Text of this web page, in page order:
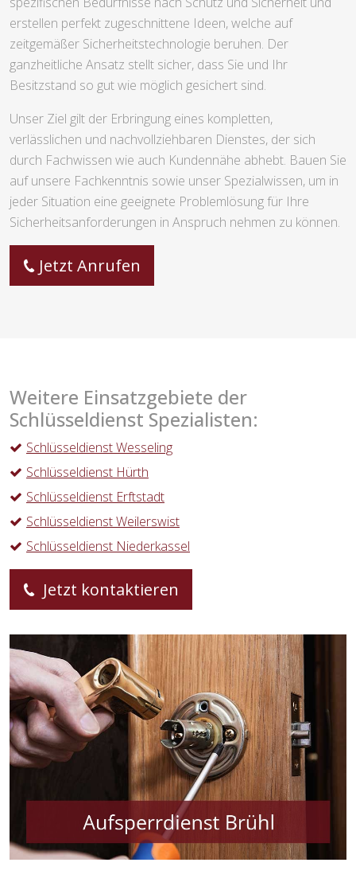
erstellen perfekt zugeschnittene Ideen, welche auf
zeitgemäßer Sicherheitstechnologie beruhen. Der
ganzheitliche Ansatz stellt sicher, dass Sie und Ihr
Besitzstand so gut wie möglich gesichert sind.
Unser Ziel gilt der Erbringung eines kompletten,
verlässlichen und nachvollziehbaren Dienstes, der sich
durch Fachwissen wie auch Kundennähe abhebt. Bauen Sie
auf unsere Fachkenntnis sowie unser Spezialwissen, um in
jeder Situation eine geeignete Problemlösung für Ihre
Sicherheitsanforderungen in Anspruch nehmen zu können.
Jetzt Anrufen
Weitere Einsatzgebiete der
Schlüsseldienst Spezialisten:
Schlüsseldienst Wesseling
Schlüsseldienst Hürth
Schlüsseldienst Erftstadt
Schlüsseldienst Weilerswist
Schlüsseldienst Niederkassel
Jetzt kontaktieren